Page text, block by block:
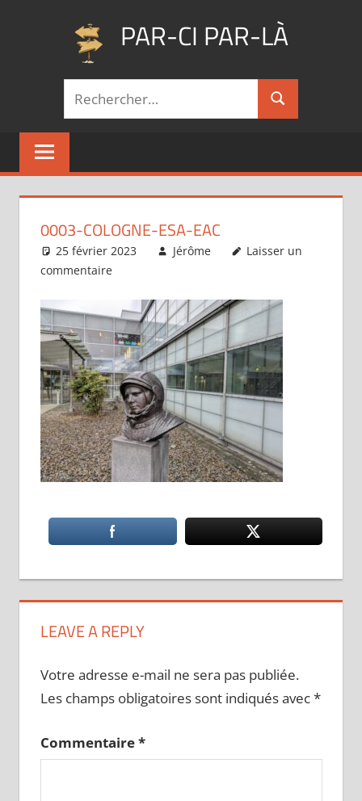
PAR-CI PAR-LÀ
mes
pérégrinations
Recherche
Rechercher
0003-COLOGNE-ESA-EAC
25 février 2023 Jérôme
Laisser un
commentaire
LEAVE A REPLY
Votre adresse e-mail ne sera pas publiée.
Les champs obligatoires sont indiqués avec*
Commentaire*